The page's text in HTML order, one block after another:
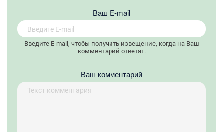
Вaш E-mail
Введите E-mail, чтобы получить извещение, когда на Ваш
комментарий ответят.
Ваш комментарий